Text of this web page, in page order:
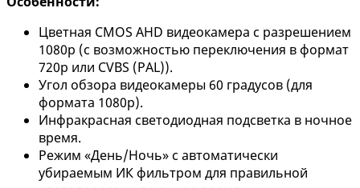
Цветная CMOS AHD видеокамера с разрешением
1080p (с возможностью переключения в формат
720p или CVBS (PAL)).
Угол обзора видеокамеры 60 градусов (для
формата 1080p).
Инфракрасная светодиодная подсветка в ночное
время.
Режим «День/Ночь» с автоматически
убираемым ИК фильтром для правильной